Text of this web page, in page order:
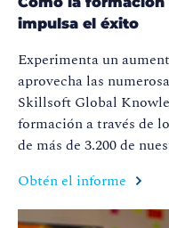
impulsa el éxito
Experimenta un
aprovecha las
Skillsoft Global
formación a través de
de más de 3.200 de
Obtén el informe